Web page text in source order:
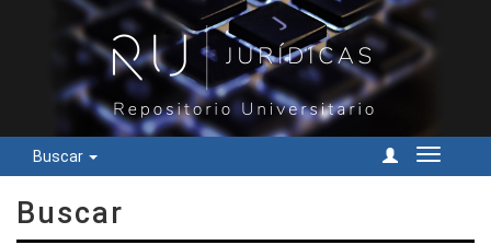
Buscar
Cambiar
Buscar